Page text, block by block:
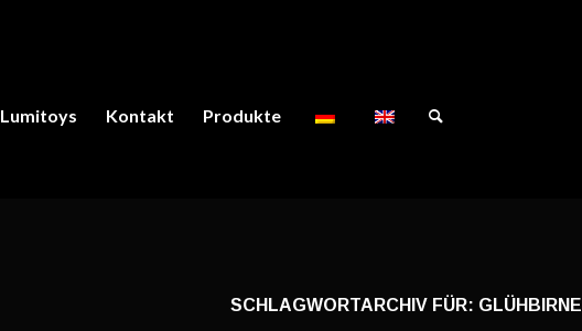
Lumitoys Kontakt Produkte
SCHLAGWORTARCHIV FÜR: GLÜHBIRNE